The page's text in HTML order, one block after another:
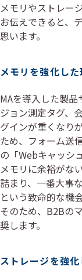
メモリやストレー
お伝えできると、
思います。
メモリを強化した
MAを導入した製
ジョン測定タグ、
グインが重くなり
ため、フォーム送
の「Webキャッシ
メモリに余裕がな
詰まり、一番大事
という致命的な機
そのため、B2Bの
奨します。
ストレージを強